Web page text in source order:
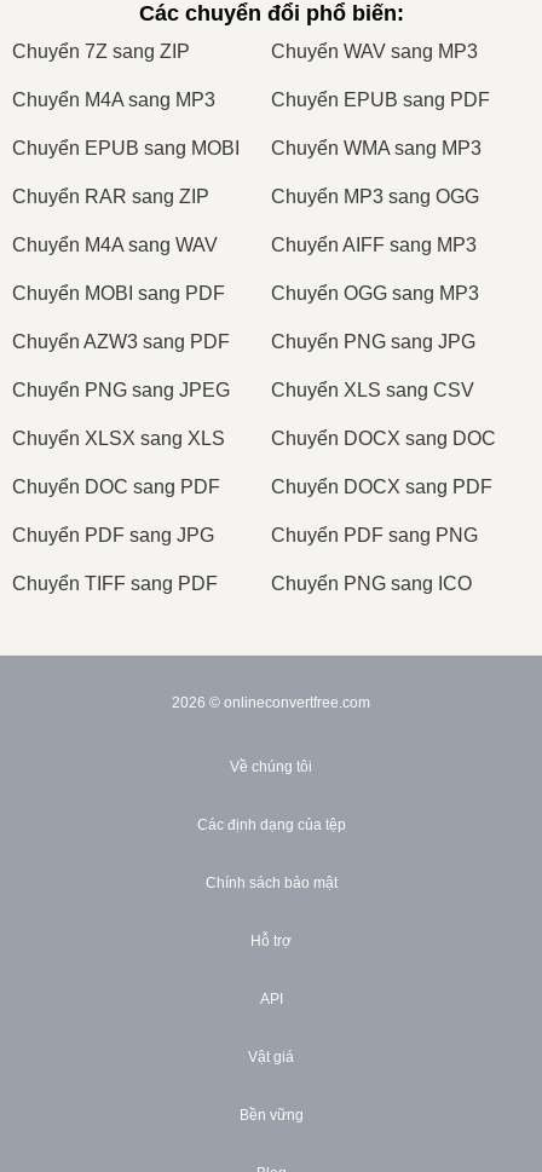
Các chuyển đổi phổ biến:
Сhuyển 7Z sang ZIP Сhuyển WAV sang MP3
Сhuyển M4A sang MP3 Сhuyển EPUB sang PDF
Сhuyển EPUB sang MOBI Сhuyển WMA sang MP3
Сhuyển RAR sang ZIP Сhuyển MP3 sang OGG
Сhuyển M4A sang WAV Сhuyển AIFF sang MP3
Сhuyển MOBI sang PDF Сhuyển OGG sang MP3
Сhuyển AZW3 sang PDF Сhuyển PNG sang JPG
Сhuyển PNG sang JPEG Сhuyển XLS sang CSV
Сhuyển XLSX sang XLS Сhuyển DOCX sang DOC
Сhuyển DOC sang PDF Сhuyển DOCX sang PDF
Сhuyển PDF sang JPG Сhuyển PDF sang PNG
Сhuyển TIFF sang PDF Сhuyển PNG sang ICO
2026 © onlineconvertfree.com
Về chúng tôi
Các định dạng của tệp
Chính sách bảo mật
Hỗ trợ
API
Vật giá
Bền vững